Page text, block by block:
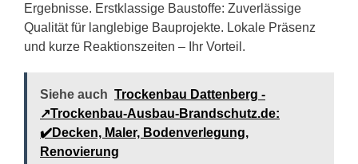
Ergebnisse. Erstklassige Baustoffe: Zuverlässige
Qualität für langlebige Bauprojekte. Lokale Präsenz
und kurze Reaktionszeiten – Ihr Vorteil.
Siehe auch Trockenbau Dattenberg -
↗️Trockenbau-Ausbau-Brandschutz.de:
✔️Decken, Maler, Bodenverlegung,
Renovierung